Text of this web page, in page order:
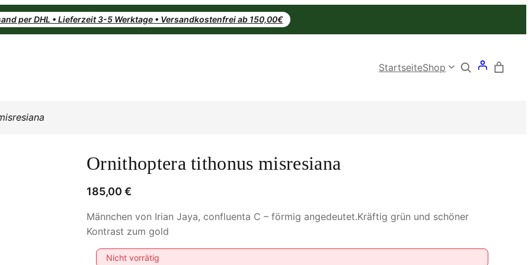
per DHL • Lieferzeit 3-5 Werktage • Versandkostenfrei ab 150,00€
StartseiteShop Search
Ornithoptera tithonus misresiana
185,00 €
Männchen von Irian Jaya, confluenta C – förmig angedeutet.Kräftig grün und schöner
Kontrast zum gold
Nicht vorrätig